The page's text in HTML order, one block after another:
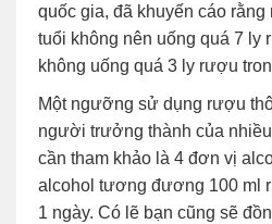
quốc gia, đã khuyến cáo
tuổi không nên uống quá 7 ly
không uống quá 3 ly rượu
Một ngưỡng sử dụng rượu
người trưởng thành của
cần tham khảo là 4 đơn vị
alcohol tương đương 100 ml
1 ngày. Có lẽ bạn cũng sẽ